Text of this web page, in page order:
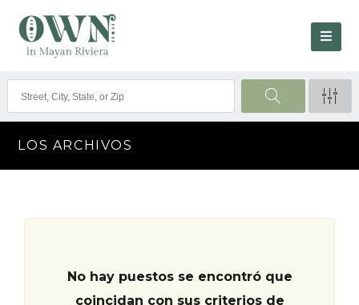
LOS ARCHIVOS
No hay puestos se encontró que
coincidan con sus criterios de